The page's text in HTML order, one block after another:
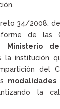
34/2008,
de las
Ministerio
la institución
del
modalidades
la